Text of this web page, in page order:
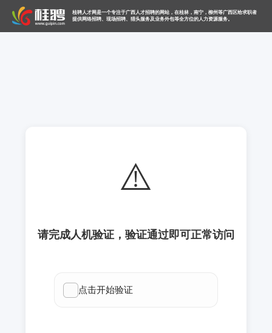
桂聘人才网是一个专注于广西人才招聘的网站，在桂林，南宁，柳州等广西区给求职者
提供网络招聘、现场招聘、猎头服务及业务外包等全方位的人力资源服务。
⚠️
请完成人机验证，验证通过即可正常访问